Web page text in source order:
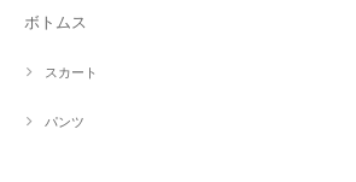
ボトムス
スカート
パンツ